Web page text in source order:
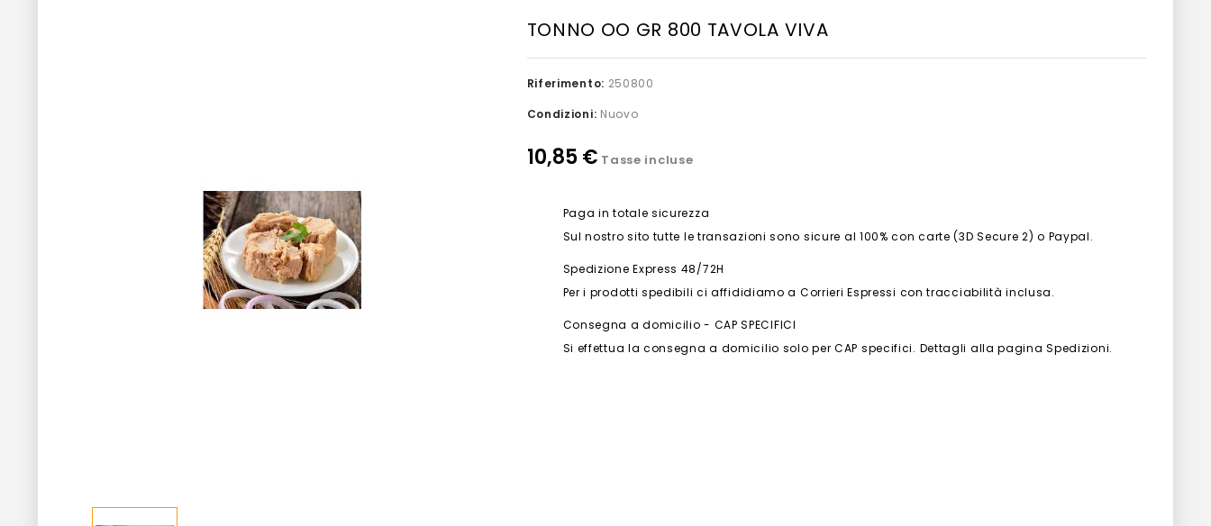
TONNO OO GR 800 TAVOLA VIVA
Riferimento: 250800
Condizioni: Nuovo
10,85 € Tasse incluse
Paga in totale sicurezza
Sul nostro sito tutte le transazioni sono sicure al 100% con carte (3D Secure 2) o Paypal.
Spedizione Express 48/72H
Per i prodotti spedibili ci affididiamo a Corrieri Espressi con tracciabilità inclusa.
Consegna a domicilio - CAP SPECIFICI
Si effettua la consegna a domicilio solo per CAP specifici. Dettagli alla pagina Spedizioni.